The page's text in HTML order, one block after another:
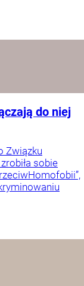
do niej
Związku
sobie